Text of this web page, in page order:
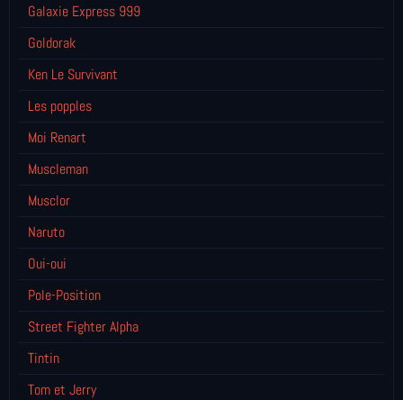
Galaxie Express 999
Goldorak
Ken Le Survivant
Les popples
Moi Renart
Muscleman
Musclor
Naruto
Oui-oui
Pole-Position
Street Fighter Alpha
Tintin
Tom et Jerry